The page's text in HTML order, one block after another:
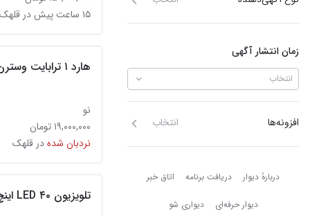
زمان انتشار آگهی
انتخاب
افزونه‌ها انتخاب
دربارهٔ دیوار دربارهٔ دیوار دریافت برنامه اتاق خبر
دیوار حرفه‌ای دیواری شو
۱۵ ساعت پیش در قلهک
هارد ۱ ترابایت وسترن دیجیتال آکبند
نو
۱۹,۰۰۰,۰۰۰ تومان
نردبان شدهدر قلهک
تلویزیون LED ۴۰ اینچ سامسونگ کاملا نو